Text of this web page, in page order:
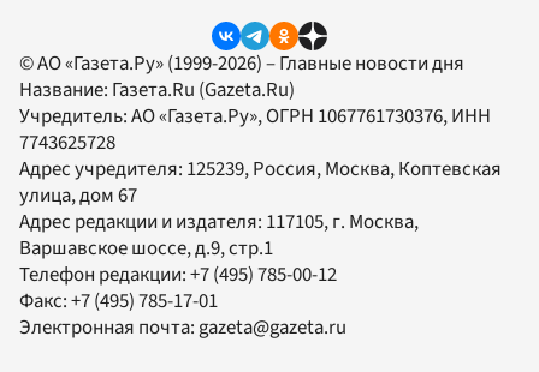
© АО «Газета.Ру» (1999-2026) – Главные новости дня
Название: Газета.Ru (Gazeta.Ru)
Учредитель:АО «Газета.Ру», ОГРН 1067761730376, ИНН
7743625728
Адрес учредителя: 125239, Россия, Москва, Коптевская
улица, дом 67
Адрес редакции и издателя: 117105, г. Москва,
Варшавское шоссе, д.9, стр.1
Телефон редакции:+7 (495) 785-00-12
Факс:+7 (495) 785-17-01
Электронная почта: gazeta@gazeta.ru